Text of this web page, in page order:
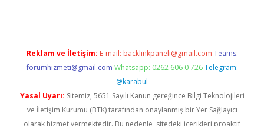
Reklam ve İletişim: E-mail: backlinkpaneli@gmail.com Teams:
forumhizmeti@gmail.com Whatsapp: 0262 606 0 726 Telegram:
@karabul
Yasal Uyarı: Sitemiz, 5651 Sayılı Kanun gereğince Bilgi Teknolojileri
ve İletişim Kurumu (BTK) tarafından onaylanmış bir Yer Sağlayıcı
olarak hizmet vermektedir. Bu nedenle, sitedeki içerikleri proaktif